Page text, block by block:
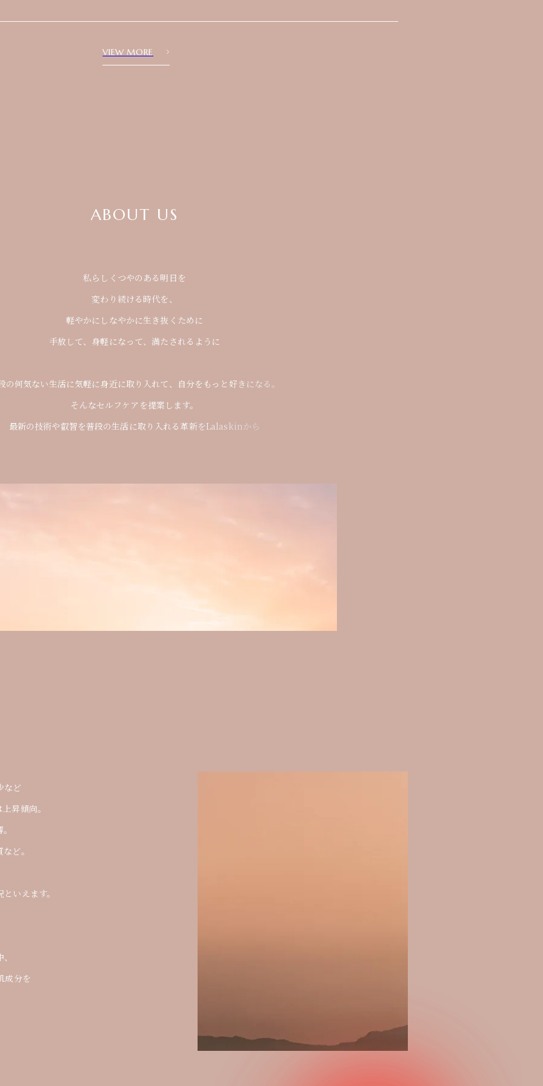
VIEW MORE
ABOUT US
私らしくつやのある明日を
変わり続ける時代を、
軽やかにしなやかに生き抜くために
手放して、身軽になって、満たされるように
の何気ない生活に気軽に身近に取り入れて、 自分をもっと好きになる。
そんなセルフケアを提案します。
最新の技術や叡智を普段の生活に取り入れる革新をLalaskinから
ABOUT US
私らしくつやのある明日を
変わり続ける時代を、
軽やかにしなやかに生き抜くために
手放して、身軽になって、満たされるように
の何気ない生活に気軽に身近に取り入れて、 自分をもっと好きになる。
そんなセルフケアを提案します。
最新の技術や叡智を普段の生活に取り入れる革新をLalaskinから
など
昇傾向。
ど。
いえます。
成分を
など
昇傾向。
ど。
いえます。
成分を